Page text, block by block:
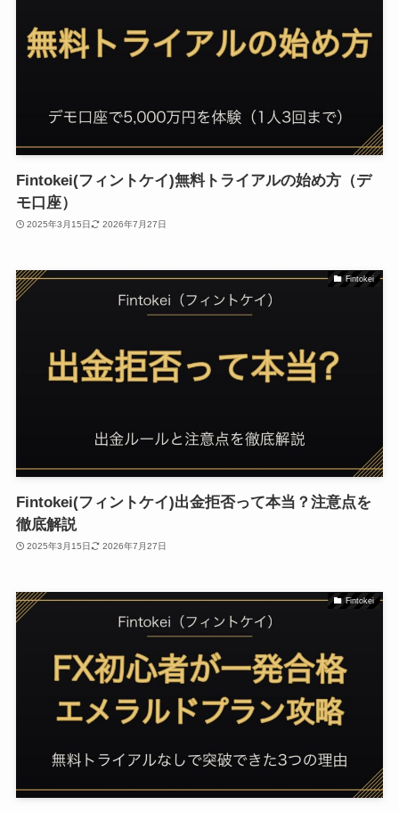
Fintokei(フィントケイ)無料トライアルの始め方（デ
モ口座）
2025年3月15日 2026年7月27日
Fintokei
Fintokei(フィントケイ)出金拒否って本当？注意点を
徹底解説
2025年3月15日 2026年7月27日
Fintokei